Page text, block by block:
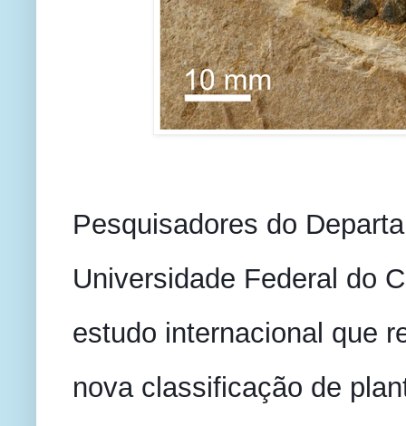
Pesquisadores do
Universidade Federal do
estudo internacional que
nova classificação de